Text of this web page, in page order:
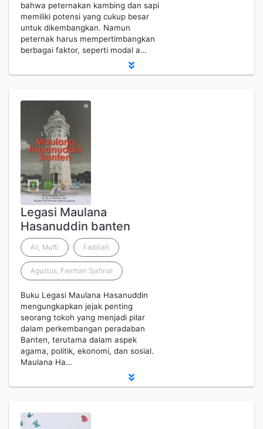
bahwa peternakan kambing dan sapi
memiliki potensi yang cukup besar
untuk dikembangkan. Namun
peternak harus mempertimbangkan
berbagai faktor, seperti modal a…
Legasi Maulana
Hasanuddin banten
Ali, Mufti Fadillah
Agustus, Fierman Sjafirial
Buku Legasi Maulana Hasanuddin
mengungkapkan jejak penting
seorang tokoh yang menjadi pilar
dalam perkembangan peradaban
Banten, terutama dalam aspek
agama, politik, ekonomi, dan sosial.
Maulana Ha…